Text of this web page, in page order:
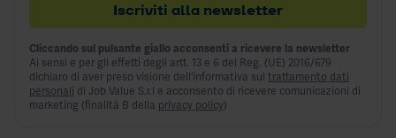
Iscriviti alla newsletter
Cliccando sul pulsante giallo acconsenti a ricevere la newsletter
Ai sensi e per gli effetti degli artt. 13 e 6 del Reg. (UE) 2016/679
dichiaro di aver preso visione dell’informativa sul trattamento dati
personali di Job Value S.r.l e acconsento di ricevere comunicazioni di
marketing (finalità B della privacy policy)